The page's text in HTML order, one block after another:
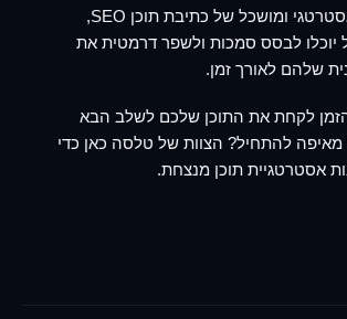
בעזרת יישום אסטרטגי ומושכל של כתיבת תוכן SEO,
יוכלו לבסס סמכות ולשפר דרמטית את
שלהם לאורך זמן.
לקחת את התוכן שלכם לשלב הבא
מאיפה להתחיל? הצוות של טלסה כאן כדי
אסטרטגיית תוכן מנצחת.